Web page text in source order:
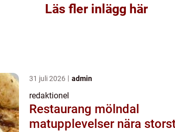
Läs fler inlägg här
31 juli 2026 admin
redaktionel
Restaurang mölndal
matupplevelser nära